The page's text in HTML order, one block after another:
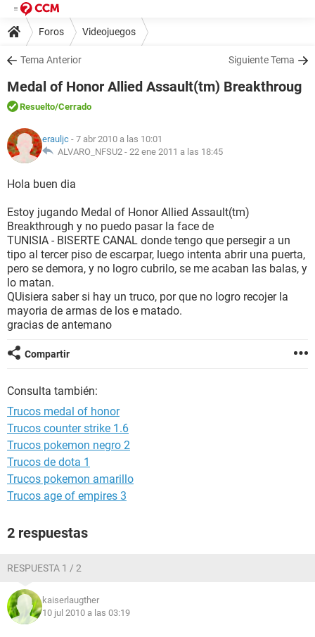
Foros Videojuegos
Tema Anterior Siguiente Tema
Medal of Honor Allied Assault(tm) Breakthroug
Resuelto/Cerrado
erauljc - 7 abr 2010 a las 10:01
ALVARO_NFSU2 - 22 ene 2011 a las 18:45
Hola buen dia
Estoy jugando Medal of Honor Allied Assault(tm)
Breakthrough y no puedo pasar la face de
TUNISIA - BISERTE CANAL donde tengo que persegir a un
tipo al tercer piso de escarpar, luego intenta abrir una puerta,
pero se demora, y no logro cubrilo, se me acaban las balas, y
lo matan.
QUisiera saber si hay un truco, por que no logro recojer la
mayoria de armas de los e matado.
gracias de antemano
Compartir
Consulta también:
Trucos medal of honor
Trucos counter strike 1.6
Trucos pokemon negro 2
Trucos de dota 1
Trucos pokemon amarillo
Trucos age of empires 3
2 respuestas
RESPUESTA 1 / 2
kaiserlaugther
10 jul 2010 a las 03:19